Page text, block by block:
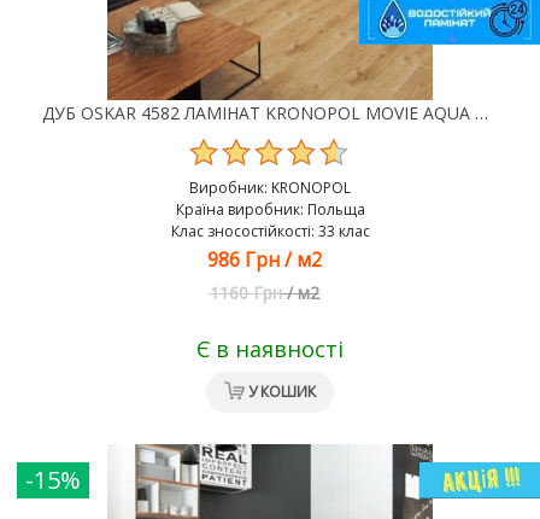
ДУБ OSKAR 4582 ЛАМІНАТ KRONOPOL MOVIE AQUA ZERO
Виробник: KRONOPOL
Країна виробник: Польща
Клас зносостійкості: 33 клас
986 Грн /м2
1160 Грн /м2
Є в наявності
У КОШИК
-15%